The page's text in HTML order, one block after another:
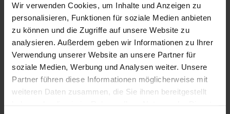
Wir verwenden Cookies, um Inhalte und Anzeigen zu
personalisieren, Funktionen für soziale Medien anbieten
zu können und die Zugriffe auf unsere Website zu
analysieren. Außerdem geben wir Informationen zu Ihrer
Verwendung unserer Website an unsere Partner für
soziale Medien, Werbung und Analysen weiter. Unsere
Partner führen diese Informationen möglicherweise mit
weiteren Daten zusammen, die Sie ihnen bereitgestellt
Blumen-Laupitz Floristik
Laupitz, Petra
Straße der Jugend 342 A
02943 Klitten
035895-502 13